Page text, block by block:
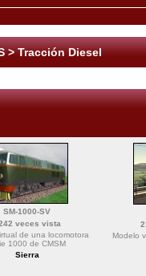
>Tracción Diesel
SM-1000-SV
veces vista
de una locomotora
1000 de CMSM
Sierra
Modelo